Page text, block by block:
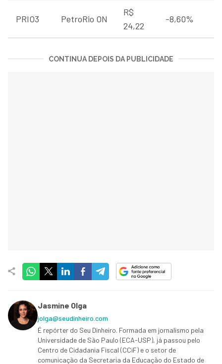
PRIO3 PetroRio ON
R$
24,22
-8,60%
CONTINUA DEPOIS DA PUBLICIDADE
Jasmine Olga
jolga@seudinheiro.com
É repórter do Seu Dinheiro. Formada em jornalismo pela
Universidade de São Paulo (ECA-USP), já passou pelo
Centro de Cidadania Fiscal (CCiF) e o setor de
comunicação da Secretaria da Educação do Estado de